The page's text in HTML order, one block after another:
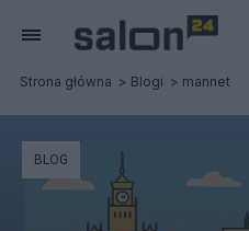
Strona główna Blogi mannet
BLOG